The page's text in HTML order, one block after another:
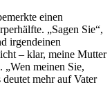
einen
„Sagen Sie“,
irgendeinen
– klar, meine Mutter
„Wen meinen Sie,
mehr auf Vater